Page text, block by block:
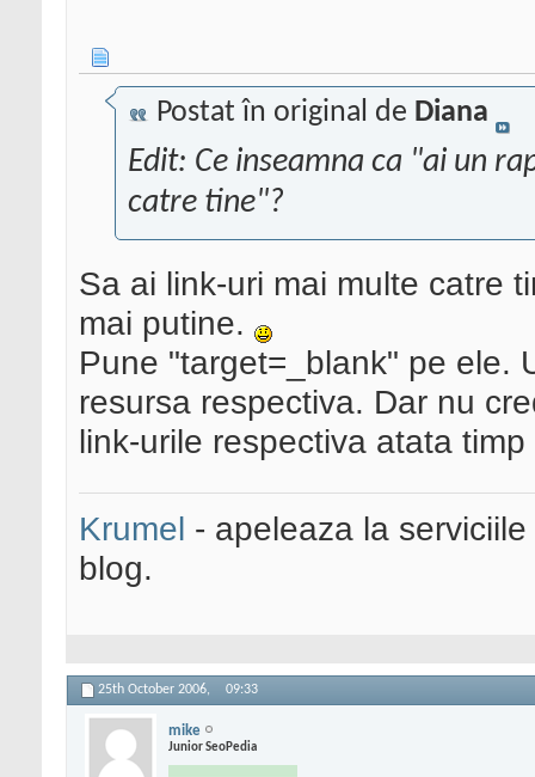
Postat în original de Diana
Edit: Ce inseamna ca "ai un
catre tine"?
Sa ai link-uri mai multe catre
mai putine.
Pune "target=_blank" pe ele.
resursa respectiva. Dar nu
link-urile respectiva atata
Krumel - apeleaza la
blog.
25th October 2006, 09:33
mike
Junior SeoPedia